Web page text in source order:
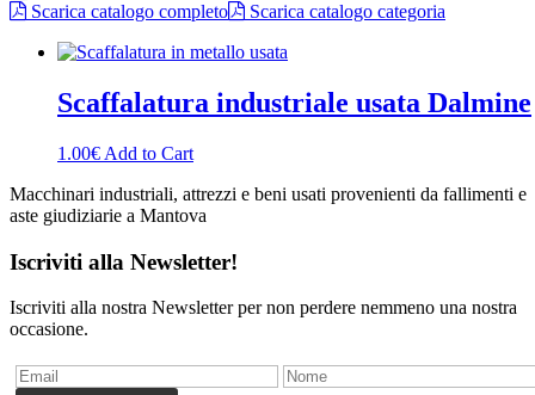
Scarica catalogo completo Scarica catalogo categoria
Scaffalatura industriale usata Dalmine
1.00€ Add to Cart
Macchinari industriali, attrezzi e beni usati provenienti da fallimenti e
aste giudiziarie a Mantova
Iscriviti alla Newsletter!
Iscriviti alla nostra Newsletter per non perdere nemmeno una nostra
occasione.